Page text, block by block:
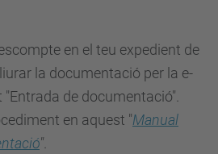
en el teu expedient de
la documentació per la e-
"Entrada de documentació".
en aquest "Manual
"